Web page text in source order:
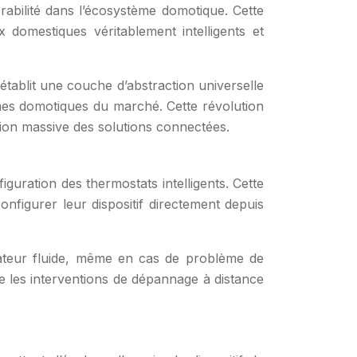
dans l’écosystème domotique. Cette
véritablement intelligents et
une couche d’abstraction universelle
domotiques du marché. Cette révolution
massive des solutions connectées.
des thermostats intelligents. Cette
leur dispositif directement depuis
fluide, même en cas de problème de
interventions de dépannage à distance